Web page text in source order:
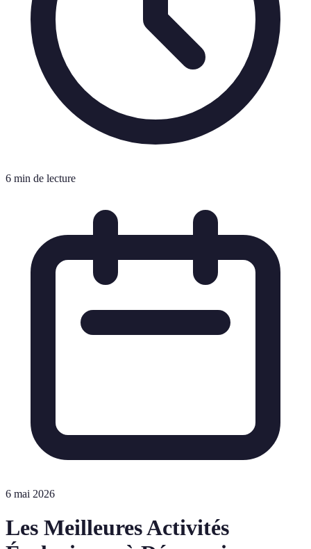
6 min de lecture
6 mai 2026
Les Meilleures Activités